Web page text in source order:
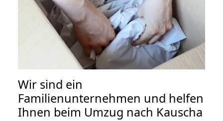
Wir sind ein
Familienunternehmen und helfen
Ihnen beim Umzug nach Kauscha